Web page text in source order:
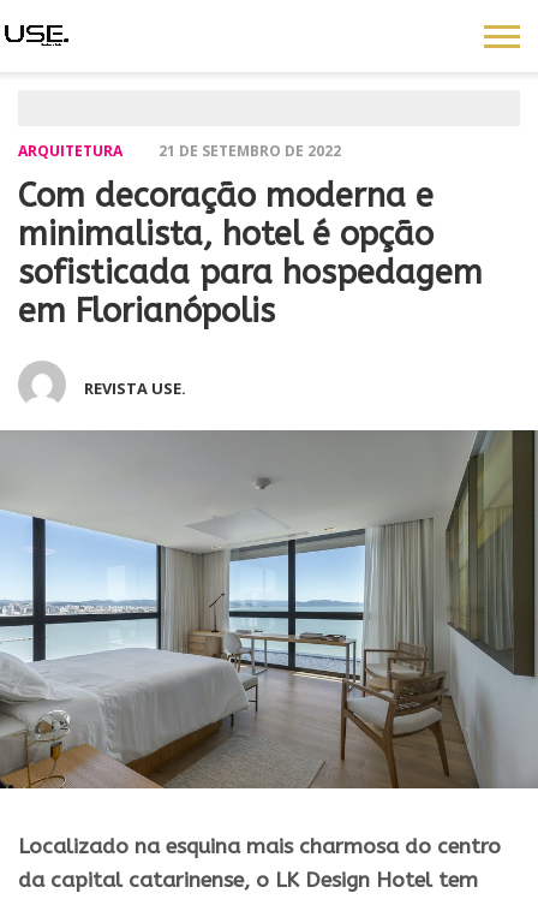
ARQUITETURA 21 DE SETEMBRO DE 2022
Com decoração moderna e
minimalista, hotel é opção
sofisticada para hospedagem
em Florianópolis
REVISTA USE.
Localizado na esquina mais charmosa do centro
da capital catarinense, o LK Design Hotel tem